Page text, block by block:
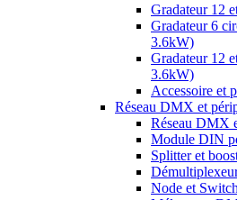
Gradateur 12
Gradateur 6
3.6kW)
Gradateur 12
3.6kW)
Accessoire et
Réseau DMX et
Réseau DMX
Module DIN
Splitter et
Node et Switch